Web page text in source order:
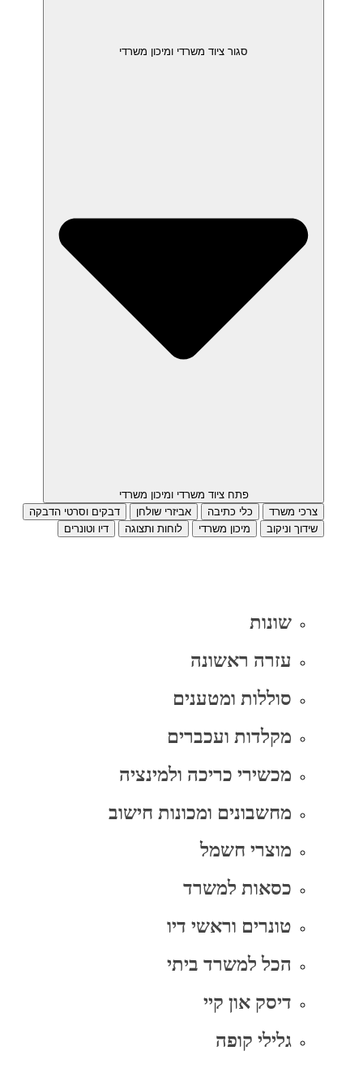
סגור ציוד משרדי ומיכון משרדי
פתח ציוד משרדי ומיכון משרדי
צרכי משרד
כלי כתיבה אביזרי שולחן
דבקים וסרטי הדבקה
שידוך וניקוב
מיכון משרדי לוחות ותצוגה דיו וטונרים
שונות
עזרה ראשונה
סוללות ומטענים
מקלדות ועכברים
מכשירי כריכה ולמינציה
מחשבונים ומכונות חישוב
מוצרי חשמל
כסאות למשרד
טונרים וראשי דיו
הכל למשרד ביתי
דיסק און קיי
גלילי קופה